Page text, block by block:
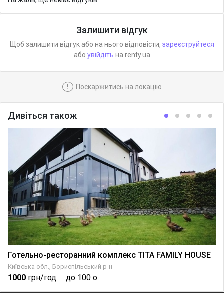
Залишити відгук
Щоб залишити відгук або на нього відповісти, зареєструйтеся
або увійдіть на renty.ua
! Поскаржитись на локацію
Дивіться також
Готельно-ресторанний комплекс TITA FAMILY HOUSE
Київська обл., Бориспільський р-н
1000 грн/год до 100 о.